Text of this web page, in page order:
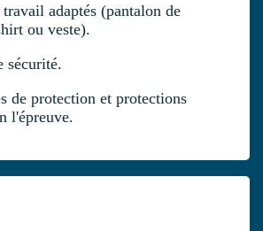
adaptés (pantalon de
ou veste).
sécurité.
de protection et protections
l'épreuve.